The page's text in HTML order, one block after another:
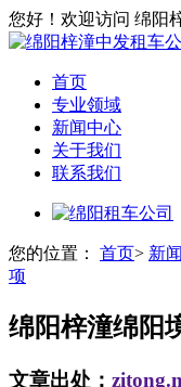
您好！欢迎访问 绵阳
首页
专业领域
新闻中心
关于我们
联系我们
您的位置： 首页> 新
项
绵阳梓潼绵阳
文章出处：